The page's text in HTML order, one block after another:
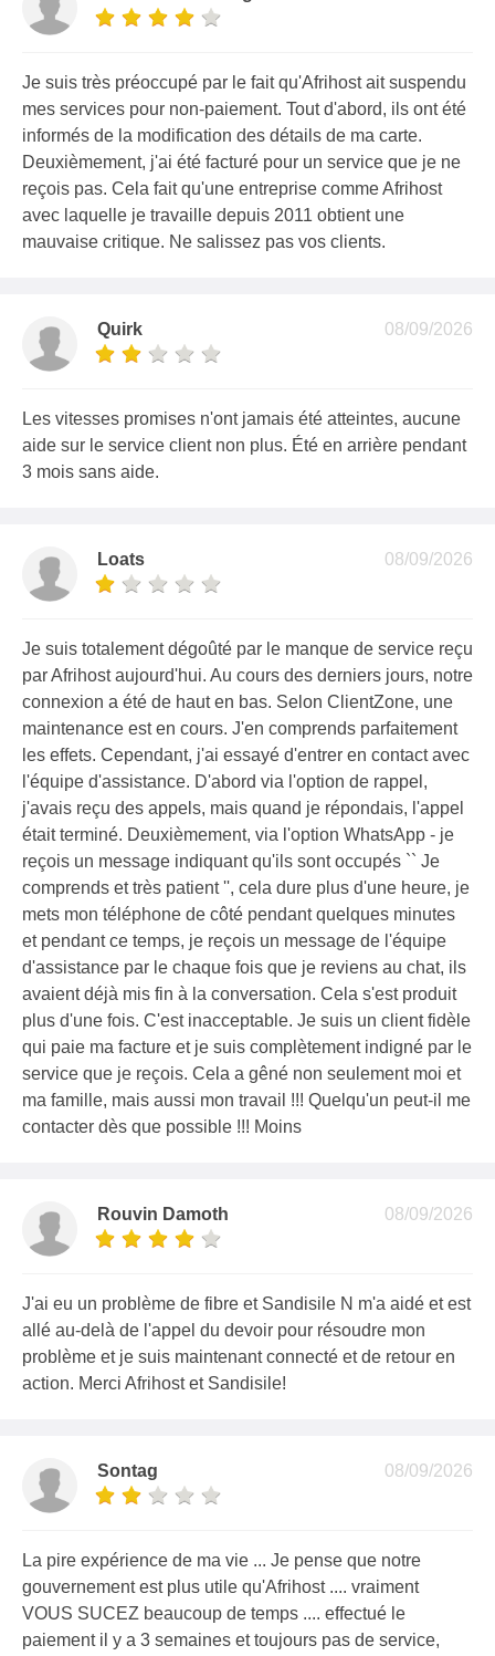
Je suis très préoccupé par le fait qu'Afrihost ait suspendu
mes services pour non-paiement. Tout d'abord, ils ont été
informés de la modification des détails de ma carte.
Deuxièmement, j'ai été facturé pour un service que je ne
reçois pas. Cela fait qu'une entreprise comme Afrihost
avec laquelle je travaille depuis 2011 obtient une
mauvaise critique. Ne salissez pas vos clients.
08/09/2026
Quirk
Les vitesses promises n'ont jamais été atteintes, aucune
aide sur le service client non plus. Été en arrière pendant
3 mois sans aide.
08/09/2026
Loats
Je suis totalement dégoûté par le manque de service reçu
par Afrihost aujourd'hui. Au cours des derniers jours, notre
connexion a été de haut en bas. Selon ClientZone, une
maintenance est en cours. J'en comprends parfaitement
les effets. Cependant, j'ai essayé d'entrer en contact avec
l'équipe d'assistance. D'abord via l'option de rappel,
j'avais reçu des appels, mais quand je répondais, l'appel
était terminé. Deuxièmement, via l'option WhatsApp - je
reçois un message indiquant qu'ils sont occupés `` Je
comprends et très patient '', cela dure plus d'une heure, je
mets mon téléphone de côté pendant quelques minutes
et pendant ce temps, je reçois un message de l'équipe
d'assistance par le chaque fois que je reviens au chat, ils
avaient déjà mis fin à la conversation. Cela s'est produit
plus d'une fois. C'est inacceptable. Je suis un client fidèle
qui paie ma facture et je suis complètement indigné par le
service que je reçois. Cela a gêné non seulement moi et
ma famille, mais aussi mon travail !!! Quelqu'un peut-il me
contacter dès que possible !!! Moins
08/09/2026
Rouvin Damoth
J'ai eu un problème de fibre et Sandisile N m'a aidé et est
allé au-delà de l'appel du devoir pour résoudre mon
problème et je suis maintenant connecté et de retour en
action. Merci Afrihost et Sandisile!
08/09/2026
Sontag
La pire expérience de ma vie ... Je pense que notre
gouvernement est plus utile qu'Afrihost .... vraiment
VOUS SUCEZ beaucoup de temps .... effectué le
paiement il y a 3 semaines et toujours pas de service,